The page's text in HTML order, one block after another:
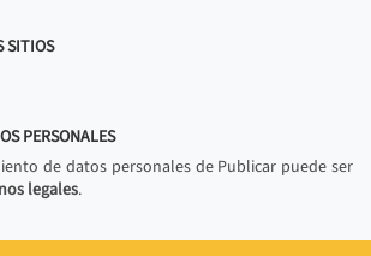
SITIOS
PERSONALES
de datos personales de Publicar puede ser
legales.